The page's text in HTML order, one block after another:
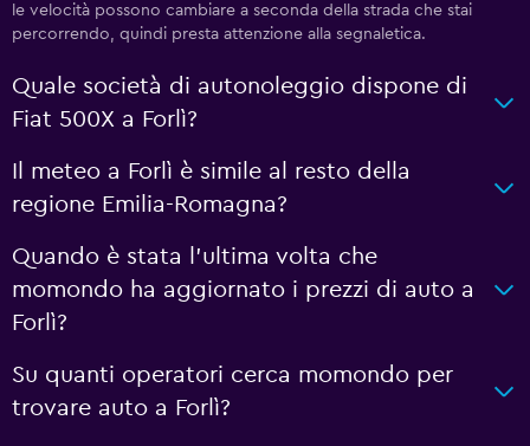
le velocità possono cambiare a seconda della strada che stai
percorrendo, quindi presta attenzione alla segnaletica.
Quale società di autonoleggio dispone di
Fiat 500X a Forlì?
Il meteo a Forlì è simile al resto della
regione Emilia-Romagna?
Quando è stata l'ultima volta che
momondo ha aggiornato i prezzi di auto a
Forlì?
Su quanti operatori cerca momondo per
trovare auto a Forlì?